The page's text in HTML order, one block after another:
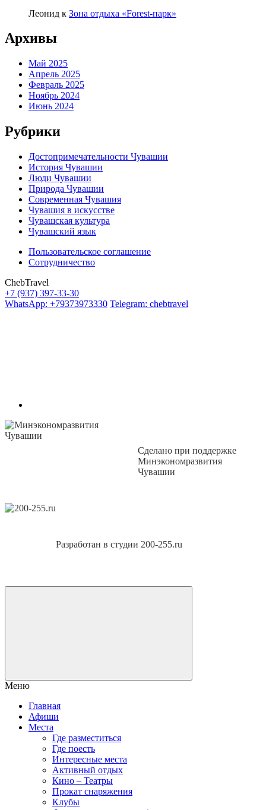
Леонид к Зона отдыха «Forest-парк»
Архивы
Май 2025
Апрель 2025
Февраль 2025
Ноябрь 2024
Июнь 2024
Рубрики
Достопримечательности Чувашии
История Чувашии
Люди Чувашии
Природа Чувашии
Современная Чувашия
Чувашия в искусстве
Чувашская культура
Чувашский язык
Пользовательское соглашение
Сотрудничество
ChebTravel
+7 (937) 397-33-30
WhatsApp: +79373973330 Telegram: chebtravel
Сделано при поддержке
Минэкономразвития
Чувашии
Разработан в студии 200-255.ru
Меню
Главная
Афиши
Места
Где разместиться
Где поесть
Интересные места
Активный отдых
Кино – Театры
Прокат снаряжения
Клубы